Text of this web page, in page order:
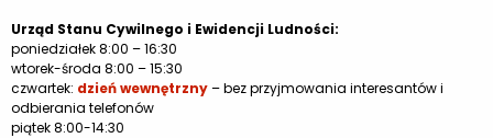
Urząd Stanu Cywilnego i Ewidencji Ludności:
poniedziałek 8:00 – 16:30
wtorek-środa 8:00 – 15:30
czwartek: dzień wewnętrzny– bez przyjmowania interesantów i
odbierania telefonów
piątek 8:00-14:30